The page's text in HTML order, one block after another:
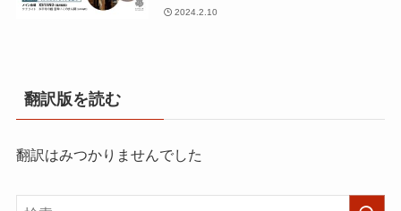
2024.2.10
翻訳版を読む
翻訳はみつかりませんでした